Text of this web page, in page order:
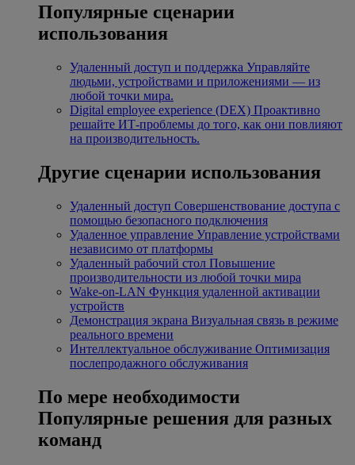
Популярные сценарии
использования
Удаленный доступ и поддержка Управляйте
людьми, устройствами и приложениями — из
любой точки мира.
Digital employee experience (DEX) Проактивно
решайте ИТ-проблемы до того, как они повлияют
на производительность.
Другие сценарии использования
Удаленный доступ Совершенствование доступа с
помощью безопасного подключения
Удаленное управление Управление устройствами
независимо от платформы
Удаленный рабочий стол Повышение
производительности из любой точки мира
Wake-on-LAN Функция удаленной активации
устройств
Демонстрация экрана Визуальная связь в режиме
реального времени
Интеллектуальное обслуживание Оптимизация
послепродажного обслуживания
По мере необходимости
Популярные решения для разных
команд